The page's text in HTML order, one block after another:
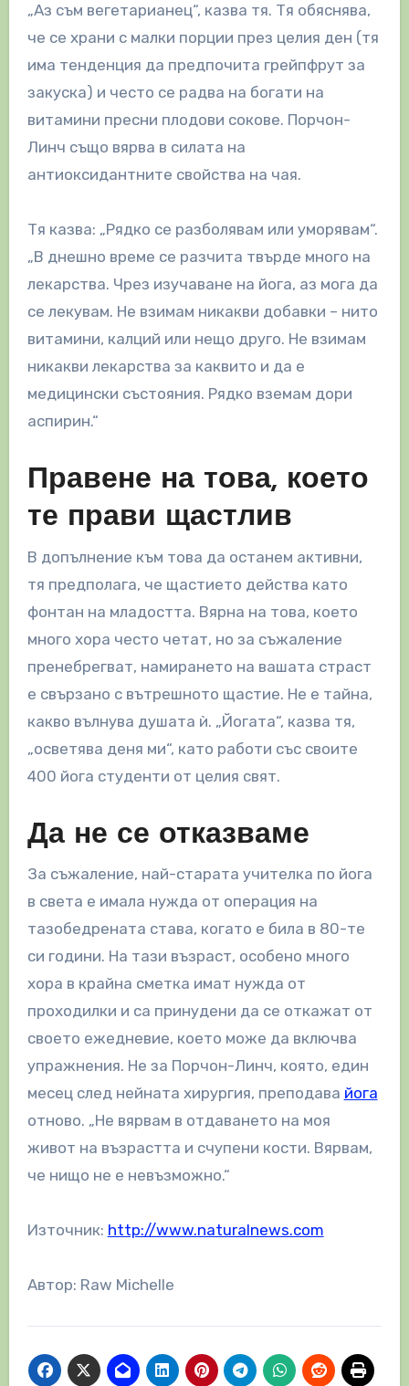
„Аз съм вегетарианец“, казва тя. Тя обяснява,
че се храни с малки порции през целия ден (тя
има тенденция да предпочита грейпфрут за
закуска) и често се радва на богати на
витамини пресни плодови сокове. Порчон-
Линч също вярва в силата на
антиоксидантните свойства на чая.
Тя казва: „Рядко се разболявам или уморявам“.
„В днешно време се разчита твърде много на
лекарства. Чрез изучаване на йога, аз мога да
се лекувам. Не взимам никакви добавки – нито
витамини, калций или нещо друго. Не взимам
никакви лекарства за каквито и да е
медицински състояния. Рядко вземам дори
аспирин.“
Правене на това, което
те прави щастлив
В допълнение към това да останем активни,
тя предполага, че щастието действа като
фонтан на младостта. Вярна на това, което
много хора често четат, но за съжаление
пренебрегват, намирането на вашата страст
е свързано с вътрешното щастие. Не е тайна,
какво вълнува душата ѝ. „Йогата“, казва тя,
„осветява деня ми“, като работи със своите
400 йога студенти от целия свят.
Да не се отказваме
За съжаление, най-старата учителка по йога
в света е имала нужда от операция на
тазобедрената става, когато е била в 80-те
си години. На тази възраст, особено много
хора в крайна сметка имат нужда от
проходилки и са принудени да се откажат от
своето ежедневие, което може да включва
упражнения. Не за Порчон-Линч, която, един
месец след нейната хирургия, преподава йога
отново. „Не вярвам в отдаването на моя
живот на възрастта и счупени кости. Вярвам,
че нищо не е невъзможно.“
Източник: http://www.naturalnews.com
Автор: Raw Michelle